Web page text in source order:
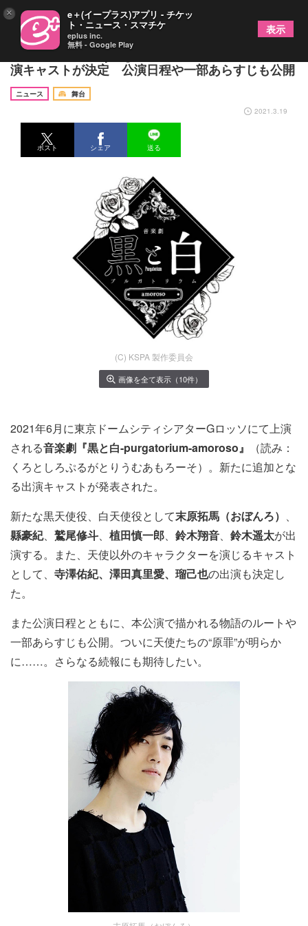
音楽劇『黒と白 -purgatorium- amoroso』追加出
演キャストが決定 公演日程や一部あらすじも公開
ニュース
舞台
2021.3.19
ポスト シェア 送る
(C) KSPA 製作委員会
画像を全て表示（10件）
2021年6月に東京ドームシティシアターGロッソにて上演
される音楽劇『黒と白-purgatorium-amoroso』
（読み：
くろとしろぷるがとりうむあもろーそ）。新たに追加とな
る出演キャストが発表された。
新たな黒天使役、白天使役として末原拓馬（おぼんろ） 、
縣豪紀、 鷲尾修斗、 植田慎一郎、 鈴木翔音、 鈴木遥太が出
演する。また、天使以外のキャラクターを演じるキャスト
として、 寺澤佑紀、澤田真里愛、瑠己也の出演も決定し
た。
また公演日程とともに、本公演で描かれる物語のルートや
一部あらすじも公開。ついに天使たちの“原罪”が明らか
に……。さらなる続報にも期待したい。
× e＋(イープラス)アプリ - チケッ
ト・ニュース・スマチケ
eplus inc.
無料 - Google Play
表示